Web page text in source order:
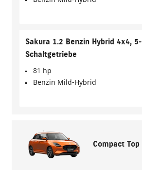
Sakura 1.2 Benzin Hybrid 4x4,
Schaltgetriebe
81 hp
Benzin Mild-Hybrid
Compact Top